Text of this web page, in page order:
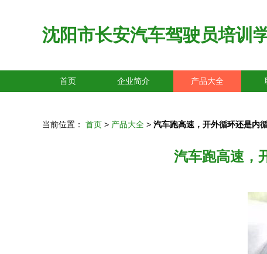
沈阳市长安汽车驾驶员培训
首页 企业简介 产品大全
当前位置： 首页 > 产品大全 > 汽车跑高速，开外循环还是内
汽车跑高速，